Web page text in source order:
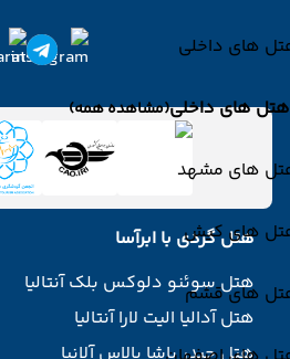
های داخلی
هتل های داخلی(مشاهده همه)
های مشهد
های کیش
های قشم
هتل گردی با ابرآسا
هتل سوئنو دلوکس بلک آنتالیا
هتل آدالیا الیت لارا آنتالیا